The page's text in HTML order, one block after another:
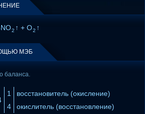
2 ↑ + O2 ↑
МЭБ
баланса.
1
восстановитель (окисление)
4 окислитель (восстановление)